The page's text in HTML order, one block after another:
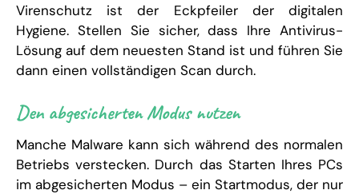
Virenschutz ist der Eckpfeiler der digitalen
Hygiene. Stellen Sie sicher, dass Ihre Antivirus-
Lösung auf dem neuesten Stand ist und führen Sie
dann einen vollständigen Scan durch.
Den abgesicherten Modus nutzen
Manche Malware kann sich während des normalen
Betriebs verstecken. Durch das Starten Ihres PCs
im abgesicherten Modus – ein Startmodus, der nur